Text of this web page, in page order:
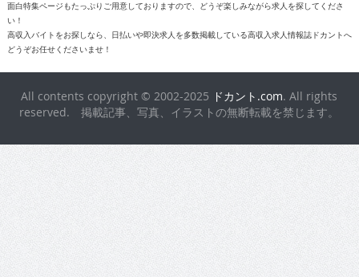
面白特集ページもたっぷりご用意しておりますので、どうぞ楽しみながら求人を探してくださ
い！
高収入バイトをお探しなら、日払いや即決求人を多数掲載している高収入求人情報誌ドカントへ
どうぞお任せくださいませ！
All contents copyright © 2002-2025 ドカント.com. All rights
reserved. 掲載記事、写真、イラストの無断転載を禁じます。